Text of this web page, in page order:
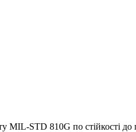
STD 810G по стійкості до